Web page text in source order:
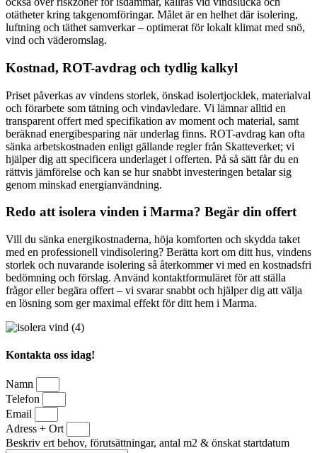
otätheter kring takgenomföringar. Målet är en helhet där isolering,
luftning och täthet samverkar – optimerat för lokalt klimat med snö,
vind och väderomslag.
Kostnad, ROT-avdrag och tydlig kalkyl
Priset påverkas av vindens storlek, önskad isolertjocklek, materialval
och förarbete som tätning och vindavledare. Vi lämnar alltid en
transparent offert med specifikation av moment och material, samt
beräknad energibesparing när underlag finns. ROT-avdrag kan ofta
sänka arbetskostnaden enligt gällande regler från Skatteverket; vi
hjälper dig att specificera underlaget i offerten. På så sätt får du en
rättvis jämförelse och kan se hur snabbt investeringen betalar sig
genom minskad energianvändning.
Redo att isolera vinden i Marma? Begär din offert
Vill du sänka energikostnaderna, höja komforten och skydda taket
med en professionell vindisolering? Berätta kort om ditt hus, vindens
storlek och nuvarande isolering så återkommer vi med en kostnadsfri
bedömning och förslag. Använd kontaktformuläret för att ställa
frågor eller begära offert – vi svarar snabbt och hjälper dig att välja
en lösning som ger maximal effekt för ditt hem i Marma.
Kontakta oss idag!
Namn
Telefon
Email
Adress + Ort
Beskriv ert behov, förutsättningar, antal m2 & önskat startdatum